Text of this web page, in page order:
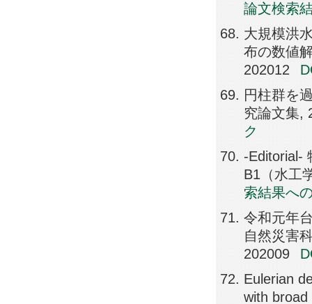
論文検索
大規模洪
布の数値
202012
円柱群を
究論文集,
ク
-Editorial-
B1（水工
索結果へ
令和元年
自然災害
202009
Eulerian
with broad